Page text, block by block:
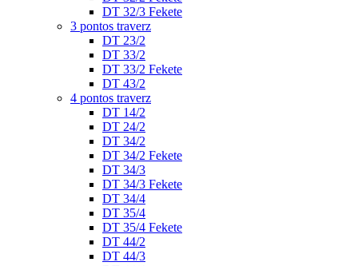
DT 32/3 Fekete
3 pontos traverz
DT 23/2
DT 33/2
DT 33/2 Fekete
DT 43/2
4 pontos traverz
DT 14/2
DT 24/2
DT 34/2
DT 34/2 Fekete
DT 34/3
DT 34/3 Fekete
DT 34/4
DT 35/4
DT 35/4 Fekete
DT 44/2
DT 44/3